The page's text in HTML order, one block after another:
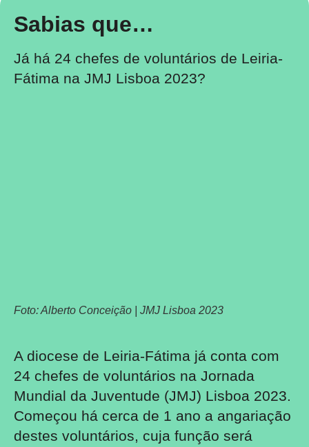
Sabias que…
Já há 24 chefes de voluntários de Leiria-
Fátima na JMJ Lisboa 2023?
Foto: Alberto Conceição | JMJ Lisboa 2023
A diocese de Leiria-Fátima já conta com
24 chefes de voluntários na Jornada
Mundial da Juventude (JMJ) Lisboa 2023.
Começou há cerca de 1 ano a angariação
destes voluntários, cuja função será